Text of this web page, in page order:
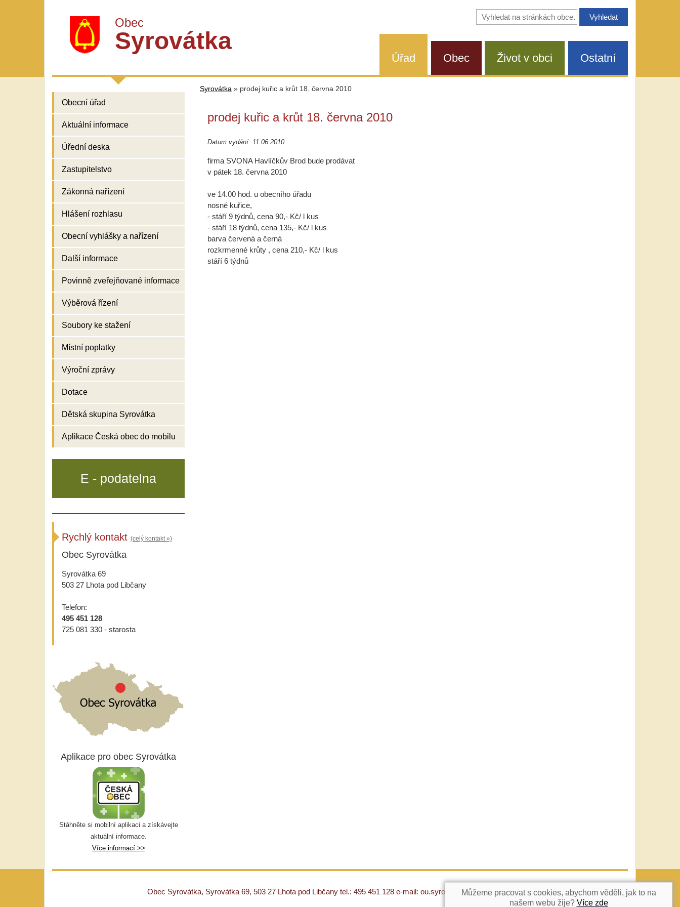
Obec
Syrovátka
Vyhledávání
na
Úřad Obec Život v obci Ostatní
Obecní úřad
Aktuální informace
Úřední deska
Zastupitelstvo
Zákonná nařízení
Hlášení rozhlasu
Obecní vyhlášky a nařízení
Další informace
Povinně zveřejňované informace
Výběrová řízení
Soubory ke stažení
Místní poplatky
Výroční zprávy
Dotace
Dětská skupina Syrovátka
Aplikace Česká obec do mobilu
Syrovátka » prodej kuřic a krůt 18. června 2010
prodej kuřic a krůt 18. června 2010
Datum vydání: 11.06.2010
firma SVONA Havlíčkův Brod bude prodávat
v pátek 18. června 2010
ve 14.00 hod. u obecního úřadu
nosné kuřice,
- stáří 9 týdnů, cena 90,- Kč/ l kus
- stáří 18 týdnů, cena 135,- Kč/ l kus
barva červená a černá
rozkrmenné krůty , cena 210,- Kč/ l kus
stáří 6 týdnů
E - podatelna
Rychlý kontakt (celý kontakt »)
Obec Syrovátka
Syrovátka 69
503 27 Lhota pod Libčany
Telefon:
495 451 128
725 081 330 - starosta
Aplikace pro obec Syrovátka
Stáhněte si mobilní aplikaci a získávejte
aktuální informace.
Více informací >>
NAHORU
Obec Syrovátka, Syrovátka 69, 503 27 Lhota pod Libčany tel.: 495 451 128 e-mail: ou.syrovatka@c-box.czMůžeme pracovat s cookies, abychom věděli, jak to na
našem webu žije? Více zde